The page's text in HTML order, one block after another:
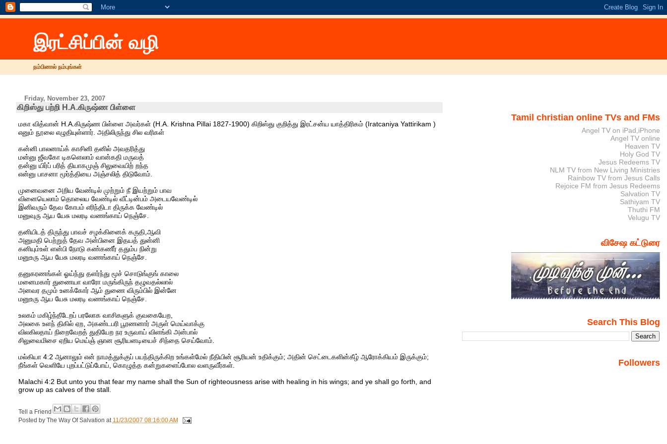
இரட்சிப்பின் வழி
நம்பினால் நம்புங்கள்
Friday, November 23, 2007
கிறிஸ்து பற்றி H.A.கிருஷ்ண பிள்ளை
மகா வித்வான் H.A.கிருஷ்ண பிள்ளை அவர்கள் (H.A. Krishna Pillai 1827-1900) கிறிஸ்து குறித்து இரட்சன்ய யாத்திரிகம் (Iratcaniya Yattirikam )
எனும் நூலை எழுதியுள்ளார். அதிலிருந்து சில வரிகள்
கன்னி பாலனாய்க் காசினி தனில் அவதரித்து
மன்னு ஜீவகோ டிகளெலாம் வான்கதி மருவத்
தன்னு யிர்ப் பரித் தியாகமுஞ் சிலுவையிற் றந்த
என்னு பாசனா மூர்த்தியை அஞ்சலித் திடுவோம்.
முனைவனை அறிய வேண்டில் முற்றும் நீ இயற்றும் பாவ
வினையெலாம் தொலைய வேண்டில் வீட்டின்பம் அடையவேண்டில்
இனிவரும் தேவ கோபம் எரிந்திடா திருக்க வேண்டில்
மனுவுரு ஆய யேசு மலரடி வணங்காய் நெஞ்சே.
தனியிடத் திருந்து பாவச் சழக்கினைக் கருதி,ஆவி
அனுமதி பெற்றுத் தேவ அன்பினை இதயத் துன்னி
கனியும்உள் ளன்பி நோடு கண்கணீர் ததும்ப நின்று
மனுஉரு ஆய யேசு மலரடி வணங்காய் நெஞ்சே.
தனுகரணங்கள் ஓய்ந்து தளர்ந்து மூச் சொடுங்குங் காலை
மனைமகார் துணையா வாரோ மருங்கிருந் தழுவதல்லால்
அனவர தமும் உனக்கோர் ஆம் துணை விரும்பில் இன்னே
மனுஉரு ஆய யேசு மலரடி வணங்காய் நெஞ்சே.
உலகம் மகிழ்ந்தீடேறப் பரலோக வாசிகளுக் குவகையேற,
அலகை உளந் திகில் ஏற, அகண்டபரி பூரணனார் அருள் மெய்வாக்கு
விலகிலதாய் நிறைவேறத் துதியேற நர உருவாய் விளங்கி அன்பால்
சிலுவைமிசை ஏறிய மெய்ஞ் ஞான சூரியனடியைச் சிந்தை செய்வோம்.
மல்கியா 4:2 ஆனாலும் என் நாமத்துக்குப் பயந்திருக்கிற உங்கள்மேல் நீதியின் சூரியன் உதிக்கும்; அதின் செட்டைகளின்கீழ் ஆரோக்கியம் இருக்கும்;
நீங்கள் வெளியே புறப்பட்டுப்போய், கொழுத்த கன்றுகளைப்போல வளருவீர்கள்.
Malachi 4:2 But unto you that fear my name shall the Sun of righteousness arise with healing in his wings; and ye shall go forth, and
grow up as calves of the stall.
Tell a Friend
Posted by The Way Of Salvation at 11/23/2007 08:16:00 AM
Tamil christian online TVs and FMs
Angel TV on iPad,iPhone
Angel TV online
Heaven TV
Holy God TV
Jesus Redeems TV
NLM TV from New Living Ministries
Rainbow TV from Jesus Calls
Rejoice FM from Jesus Redeems
Salvation TV
Sathiyam TV
Thuthi FM
Velugu TV
விசேஷ கட்டுரை
Search This Blog
Followers